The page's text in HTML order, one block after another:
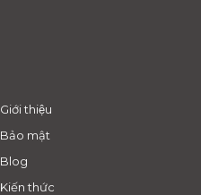
Giới thiệu
Bảo mật
Blog
Kiến thức